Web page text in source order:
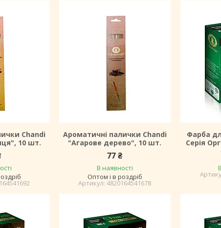
Chandi
10 шт.
Ароматичні палички Chandi
"Агарове дерево", 10 шт.
77 ₴
В наявності
Оптом і в роздріб
4820164541678
Фарба
Серія